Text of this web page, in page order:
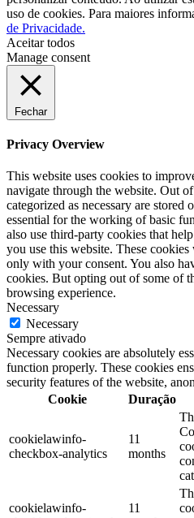
uso de cookies. Para maiores
de Privacidade.
Aceitar todos
Manage consent
Fechar
Privacy Overview
This website uses cookies to
navigate through the website. Out
categorized as necessary are stored
essential for the working of basic
also use third-party cookies that
you use this website. These
only with your consent. You also
cookies. But opting out of some of
browsing experience.
Necessary
Necessary
Sempre ativado
Necessary cookies are absolutely
function properly. These cookies
security features of the website,
Cookie
Duração
cookielawinfo-
checkbox-analytics
11
months
cookielawinfo-
11